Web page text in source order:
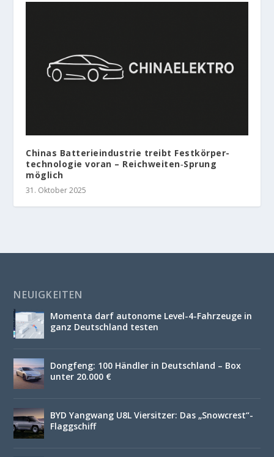
Chinas Batterieindustrie treibt Festkörper­
technologie voran – Reichweiten‑Sprung
möglich
31. Oktober 2025
NEUIGKEITEN
Momenta darf autonome Level-4-Fahrzeuge in
ganz Deutschland testen
Dongfeng: 100 Händler in Deutschland – Box
unter 20.000 €
BYD Yangwang U8L Viersitzer: Das „Snowcrest“-
Flaggschiff